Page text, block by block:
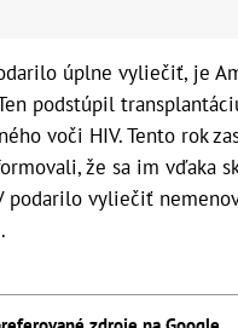
úplne vyliečiť, je
podstúpil
voči HIV. Tento rok
že sa im vďaka
podarilo vyliečiť